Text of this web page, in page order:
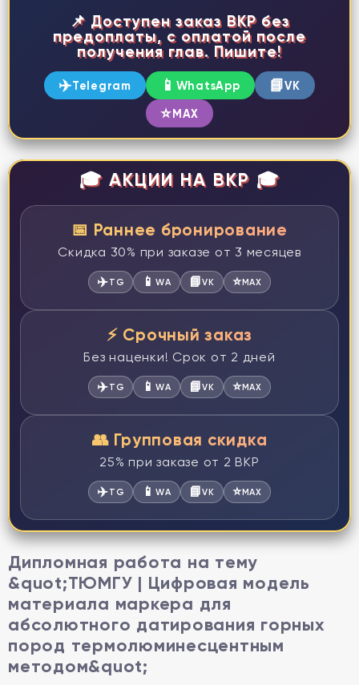
📌 Доступен заказ ВКР без
предоплаты, с оплатой после
получения глав. Пишите!
✈️Telegram 📱 WhatsApp 📘VK
⭐MAX
🎓 АКЦИИ НА ВКР 🎓
📅 Раннее бронирование
Скидка 30% при заказе от 3 месяцев
✈️TG 📱WA 📘VK ⭐MAX
⚡ Срочный заказ
Без наценки! Срок от 2 дней
✈️TG 📱WA 📘VK ⭐MAX
👥 Групповая скидка
25% при заказе от 2 ВКР
✈️TG 📱WA 📘VK ⭐MAX
Дипломная работа на тему
&quot;ТЮМГУ | Цифровая модель
материала маркера для
абсолютного датирования горных
пород термолюминесцентным
методом&quot;